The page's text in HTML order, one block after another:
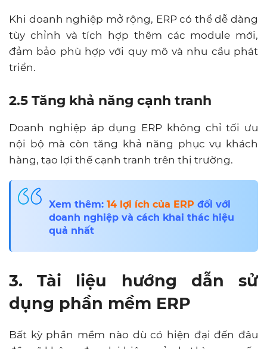
Khi doanh nghiệp mở rộng, ERP có thể dễ dàng
tùy chỉnh và tích hợp thêm các module mới,
đảm bảo phù hợp với quy mô và nhu cầu phát
triển.
2.5 Tăng khả năng cạnh tranh
Doanh nghiệp áp dụng ERP không chỉ tối ưu
nội bộ mà còn tăng khả năng phục vụ khách
hàng, tạo lợi thế cạnh tranh trên thị trường.
Xem thêm: 14 lợi ích của ERP đối với
doanh nghiệp và cách khai thác hiệu
quả nhất
3. Tài liệu hướng dẫn sử
dụng phần mềm ERP
Bất kỳ phần mềm nào dù có hiện đại đến đâu